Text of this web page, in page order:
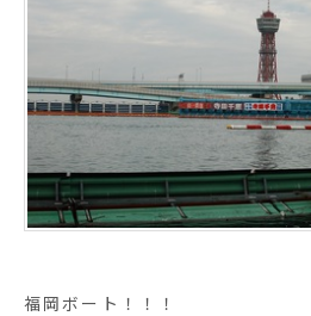
福岡ボート！！！